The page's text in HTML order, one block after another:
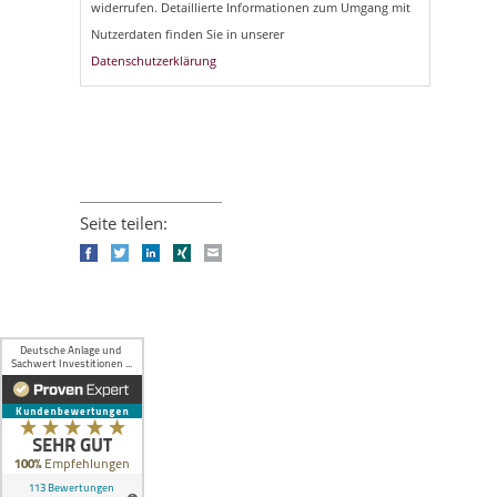
widerrufen. Detaillierte Informationen zum Umgang mit
Nutzerdaten finden Sie in unserer
Datenschutzerklärung
Seite teilen:
FacebookTwitterLinkedIn
Xing